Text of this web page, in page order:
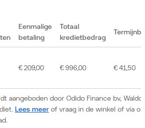
Eenmalige
betaling
Totaal
kredietbedrag
aangeboden door Odido Finance bv,
Lees meer of vraag in de winkel of via
€ 209,00 € 996,00 € 41,50